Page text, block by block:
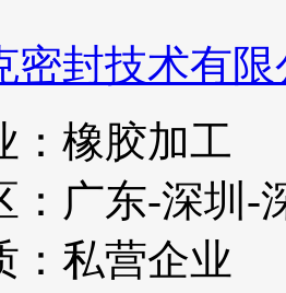
密封技术有限
：橡胶加工
：广东-深圳-
：私营企业